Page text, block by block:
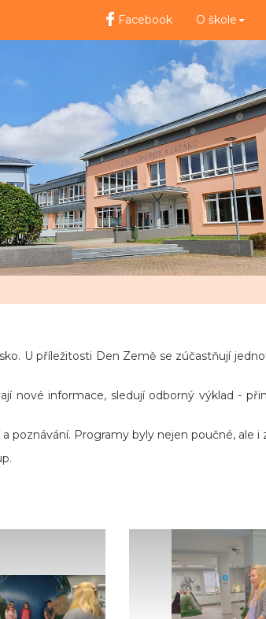
Facebook O škole
U příležitosti Den Země se zúčastňují
nové informace, sledují odborný výklad -
poznávání. Programy byly nejen poučné, ale